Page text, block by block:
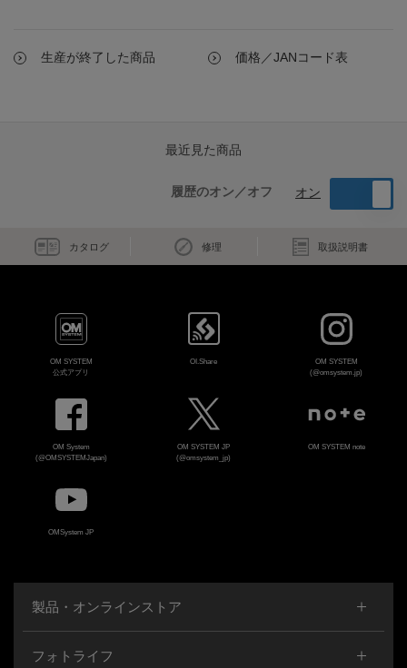
生産が終了した商品 価格／JANコード表
最近見た商品
履歴のオン／オフ オン
カタログ 修理 取扱説明書
OM SYSTEM
公式アプリ
OI.Share
OM SYSTEM
(@omsystem.jp)
OM System
(@OMSYSTEMJapan)
OM SYSTEM JP
(@omsystem_jp)
OM SYSTEM note
OMSystem JP
製品・オンラインストア
フォトライフ